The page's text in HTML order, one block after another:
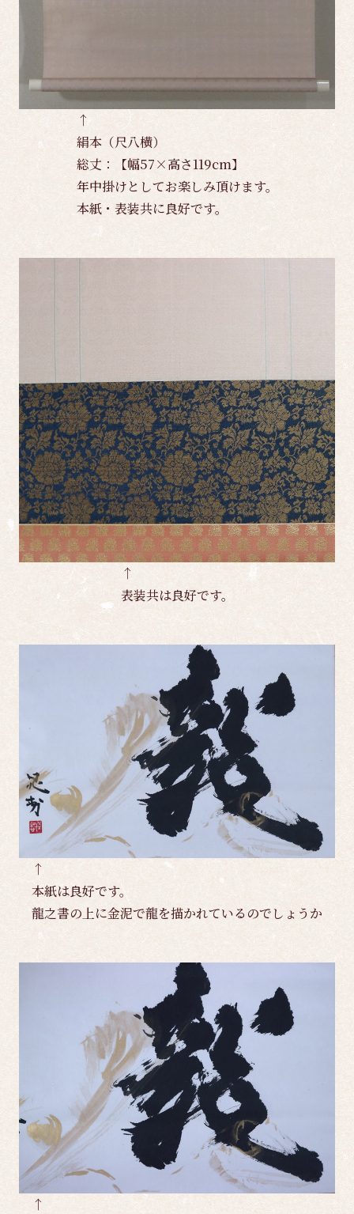
↑
絹本（尺八横）
総丈：【幅57×高さ119cm】
年中掛けとしてお楽しみ頂けます。
本紙・表装共に良好です。
↑
表装共は良好です。
↑
本紙は良好です。
龍之書の上に金泥で龍を描かれているのでしょうか
↑